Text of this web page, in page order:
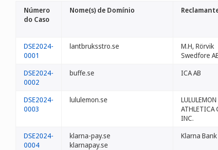
Número
do Caso
Nome(s) de Domínio
DSE2024-
0001
lantbruksstro.se
M.H, Rörvik
Swedfore
DSE2024-
0002
buffe.se ICA AB
DSE2024-
0003
lululemon.se
LULULEMON
ATHLETICA
INC.
DSE2024-
0004
klarna-pay.se
klarnapay.se
Klarna Bank